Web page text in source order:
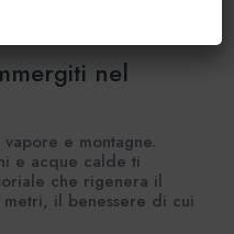
nel
e montagne.
e acque calde ti
che rigenera il
il benessere di cui